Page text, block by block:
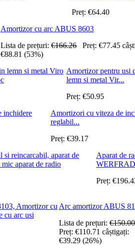
Preț: €64.40
Amortizor cu arc ABUS 8603
Lista de prețuri: €166.26 Preț: €77.45
€88.81 (53%)
Amortizor pentru usi
lemn si metal Vir...
Preț: €50.95
Amortizori cu viteza de
reglabil...
Preț: €39.17
Aparat de
Preț: €
Arc amortizor ABUS
Lista de prețuri: €150.00
Preț: €110.71 câștigați:
€39.29 (26%)